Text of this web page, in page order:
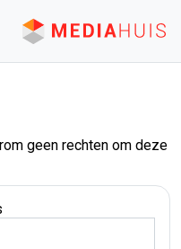
geen rechten om deze